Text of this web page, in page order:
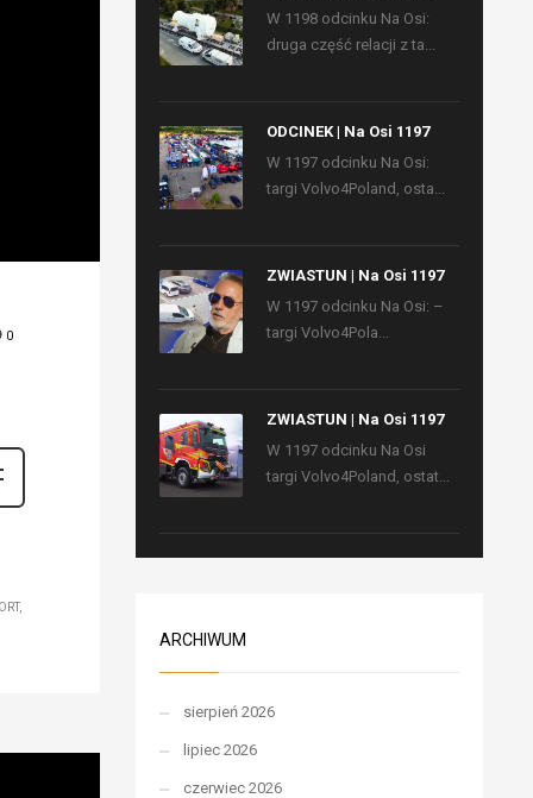
0
W 1198 odcinku Na Osi:
druga część relacji z ta...
ODCINEK | Na Osi 1197
W 1197 odcinku Na Osi:
targi Volvo4Poland, osta...
ZWIASTUN | Na Osi 1197
W 1197 odcinku Na Osi: –
targi Volvo4Pola...
ZWIASTUN | Na Osi 1197
W 1197 odcinku Na Osi
targi Volvo4Poland, ostat...
ARCHIWUM
sierpień 2026
lipiec 2026
czerwiec 2026